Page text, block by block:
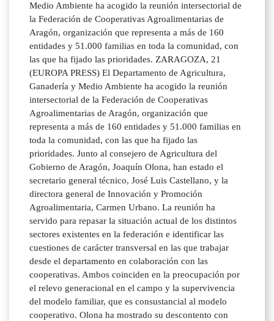
Medio Ambiente ha acogido la reunión intersectorial de
la Federación de Cooperativas Agroalimentarias de
Aragón, organización que representa a más de 160
entidades y 51.000 familias en toda la comunidad, con
las que ha fijado las prioridades. ZARAGOZA, 21
(EUROPA PRESS) El Departamento de Agricultura,
Ganadería y Medio Ambiente ha acogido la reunión
intersectorial de la Federación de Cooperativas
Agroalimentarias de Aragón, organización que
representa a más de 160 entidades y 51.000 familias en
toda la comunidad, con las que ha fijado las
prioridades. Junto al consejero de Agricultura del
Gobierno de Aragón, Joaquín Olona, han estado el
secretario general técnico, José Luis Castellano, y la
directora general de Innovación y Promoción
Agroalimentaria, Carmen Urbano. La reunión ha
servido para repasar la situación actual de los distintos
sectores existentes en la federación e identificar las
cuestiones de carácter transversal en las que trabajar
desde el departamento en colaboración con las
cooperativas. Ambos coinciden en la preocupación por
el relevo generacional en el campo y la supervivencia
del modelo familiar, que es consustancial al modelo
cooperativo. Olona ha mostrado su descontento con